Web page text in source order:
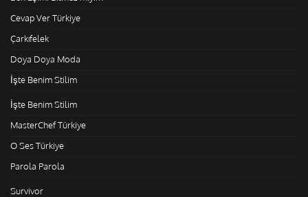
Cevap Ver Türkiye
Çarkıfelek
Doya Doya Moda
İşte Benim Stilim
İşte Benim Stilim
MasterChef Türkiye
O Ses Türkiye
Parola Parola
Survivor